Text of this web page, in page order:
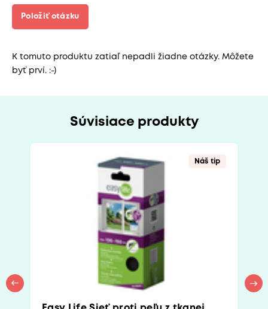
Položiť otázku
K tomuto produktu zatiaľ nepadli žiadne otázky. Môžete
byť prví. :-)
Súvisiace produkty
Náš tip